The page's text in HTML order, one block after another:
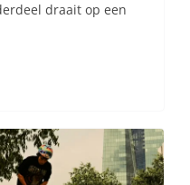
draait op een